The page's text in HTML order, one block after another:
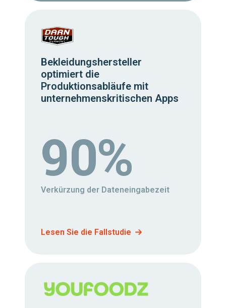
Bekleidungshersteller
optimiert die
Produktionsabläufe mit
unternehmenskritischen Apps
90%
Verkürzung der Dateneingabezeit
Lesen Sie die Fallstudie